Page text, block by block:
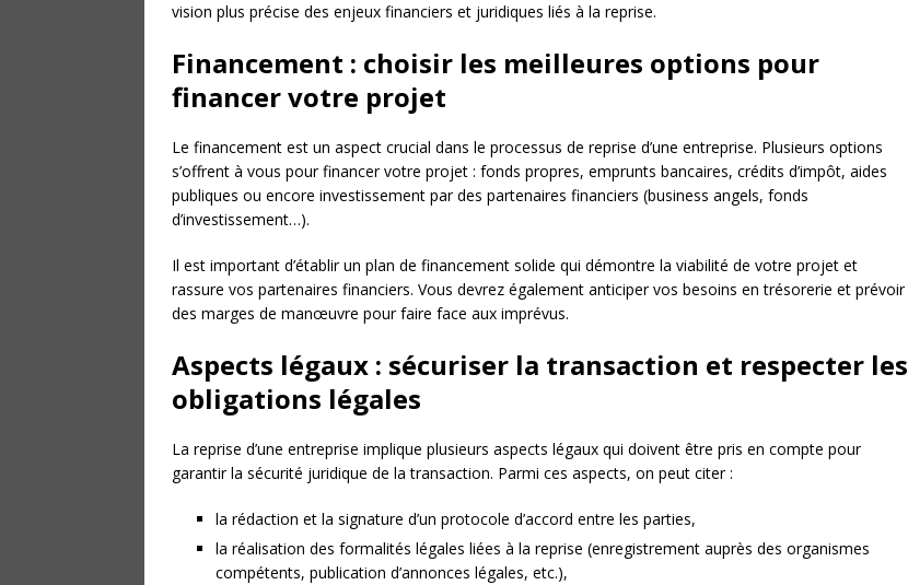
vision plus précise des enjeux financiers et juridiques liés à la reprise.
Financement : choisir les meilleures options pour
financer votre projet
Le financement est un aspect crucial dans le processus de reprise d’une entreprise. Plusieurs options
s’offrent à vous pour financer votre projet : fonds propres, emprunts bancaires, crédits d’impôt, aides
publiques ou encore investissement par des partenaires financiers (business angels, fonds
d’investissement…).
Il est important d’établir un plan de financement solide qui démontre la viabilité de votre projet et
rassure vos partenaires financiers. Vous devrez également anticiper vos besoins en trésorerie et prévoir
des marges de manœuvre pour faire face aux imprévus.
Aspects légaux : sécuriser la transaction et respecter les
obligations légales
La reprise d’une entreprise implique plusieurs aspects légaux qui doivent être pris en compte pour
garantir la sécurité juridique de la transaction. Parmi ces aspects, on peut citer :
la rédaction et la signature d’un protocole d’accord entre les parties,
la réalisation des formalités légales liées à la reprise (enregistrement auprès des organismes
compétents, publication d’annonces légales, etc.),